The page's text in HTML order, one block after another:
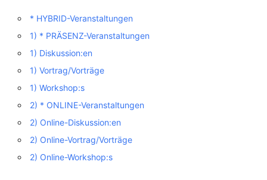
* HYBRID-Veranstaltungen
1) * PRÄSENZ-Veranstaltungen
1) Diskussion:en
1) Vortrag/Vorträge
1) Workshop:s
2) * ONLINE-Veranstaltungen
2) Online-Diskussion:en
2) Online-Vortrag/Vorträge
2) Online-Workshop:s